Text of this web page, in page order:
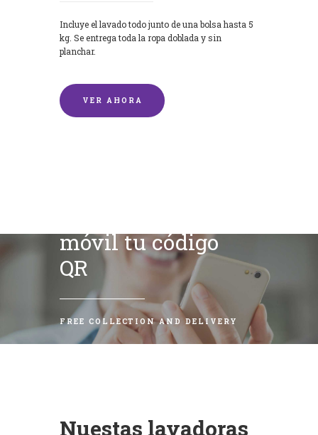
Incluye el lavado todo junto de una bolsa hasta 5
kg. Se entrega toda la ropa doblada y sin
planchar.
VER AHORA
móvil tu código
QR
FREE COLLECTION AND DELIVERY
Nuestas lavadoras